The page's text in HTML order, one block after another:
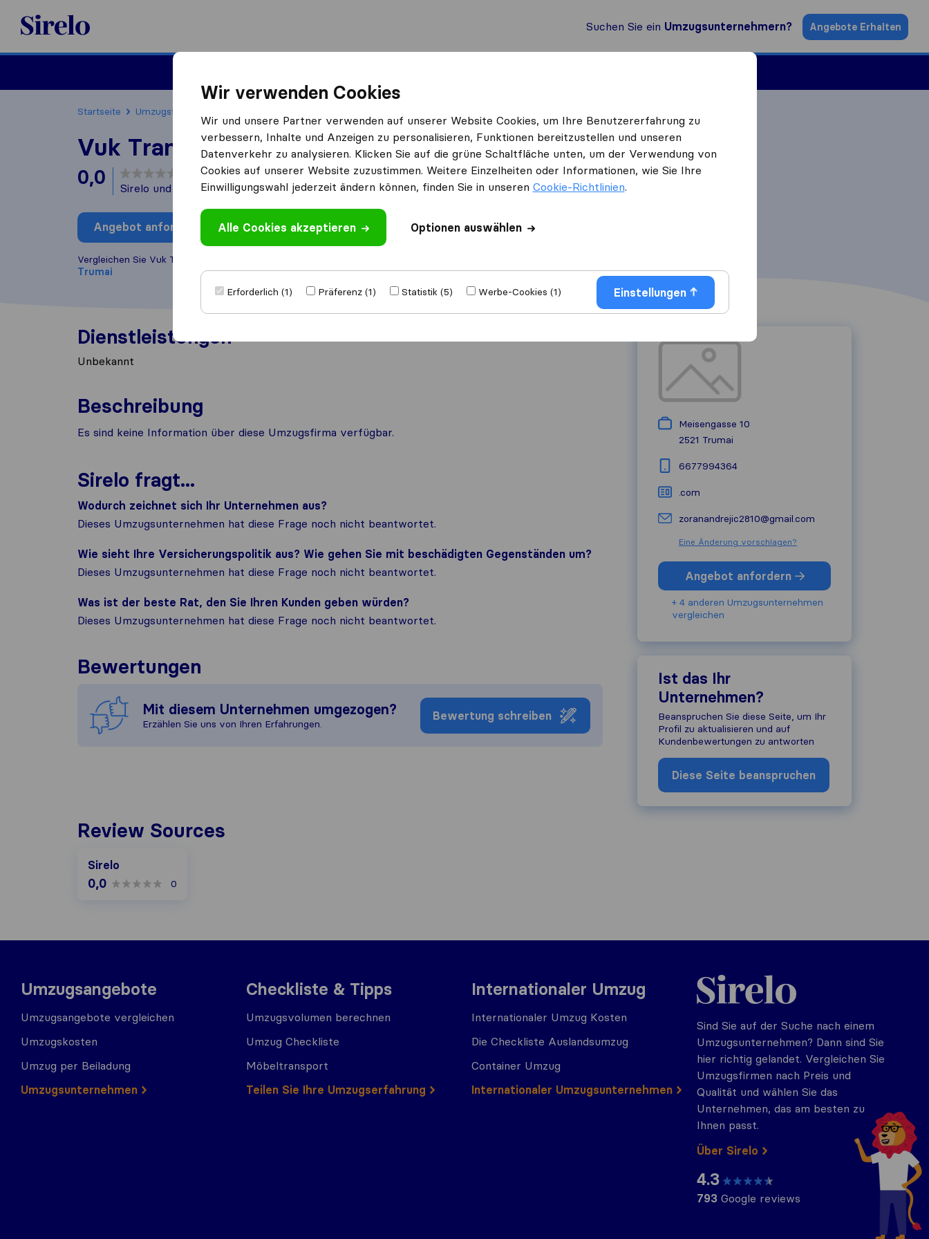
Sirelo.at
Suchen Sie ein Umzugsunternehmern? Angebote Erhalten
Startseite Umzugsfirmen
Vuk Transport
0,0 basierend auf0
Sirelo und Google Bewertungen
i
Angebot anfordern Bewertung schreiben
Vergleichen Sie Vuk Transport mit anderen
Trumai
Dienstleistungen
Unbekannt
Beschreibung
Es sind keine Information über diese Umzugsfirma verfügbar.
Sirelo fragt...
Wodurch zeichnet sich Ihr Unternehmen aus?
Dieses Umzugsunternehmen hat diese Frage noch nicht beantwortet.
Wie sieht Ihre Versicherungspolitik aus? Wie gehen Sie mit beschädigten Gegenständen um?
Dieses Umzugsunternehmen hat diese Frage noch nicht beantwortet.
Was ist der beste Rat, den Sie Ihren Kunden geben würden?
Dieses Umzugsunternehmen hat diese Frage noch nicht beantwortet.
Bewertungen
Mit diesem Unternehmen umgezogen?
Erzählen Sie uns von Ihren Erfahrungen.
Bewertung schreiben
Meisengasse 10
2521 Trumai
6677994364
.com
zoranandrejic2810@gmail.com
Eine Änderung vorschlagen?
Angebot anfordern
+ 4 anderen Umzugs​unternehmen
vergleichen
Ist das Ihr
Unternehmen?
Beanspruchen Sie diese Seite, um Ihr
Profil zu aktualisieren und auf
Kundenbewertungen zu antworten
Diese Seite beanspruchen
Review Sources
Sirelo
0,0 0
Umzugsangebote
Umzugsangebote vergleichen
Umzugskosten
Umzug per Beiladung
Umzugs​​unternehmen
Checkliste & Tipps
Umzugsvolumen berechnen
Umzug Checkliste
Möbeltransport
Teilen Sie Ihre Umzugserfahrung
Internationaler Umzug
Internationaler Umzug Kosten
Die Checkliste Auslandsumzug
Container Umzug
Internationaler Umzugsunternehmen
Sirelo.at
Sind Sie auf der Suche nach einem
Umzugsunternehmen? Dann sind Sie
hier richtig gelandet. Vergleichen Sie
Umzugsfirmen nach Preis und
Qualität und wählen Sie das
Unternehmen, das am besten zu
Ihnen passt.
Über Sirelo
4.3
793 Google reviews
Wir verwenden Cookies
Wir und unsere Partner verwenden auf unserer Website Cookies, um Ihre Benutzererfahrung zu
verbessern, Inhalte und Anzeigen zu personalisieren, Funktionen bereitzustellen und unseren
Datenverkehr zu analysieren. Klicken Sie auf die grüne Schaltfläche unten, um der Verwendung von
Cookies auf unserer Website zuzustimmen. Weitere Einzelheiten oder Informationen, wie Sie Ihre
Einwilligungswahl jederzeit ändern können, finden Sie in unseren Cookie-Richtlinien.
Alle Cookies akzeptieren Optionen auswählen
Erforderlich (1) Präferenz (1) Statistik (5) Werbe-Cookies (1) Einstellungen